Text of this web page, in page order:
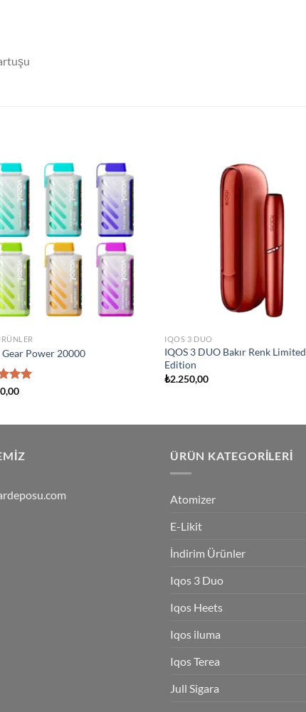
Add to
wishlist
Gear Power 20000
IQOS 3 DUO
IQOS 3 DUO Bakır Renk Limited
Edition
₺2.250,00
ÜRÜN KATEGORILERI
Atomizer
E-Likit
İndirim Ürünler
Iqos 3 Duo
Iqos Heets
Iqos iluma
Iqos Terea
Jull Sigara